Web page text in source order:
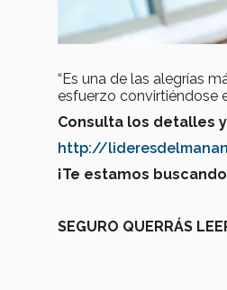
“Es una de las alegrías
esfuerzo convirtiéndose
Consulta los detalles
http://
¡Te estamos
SEGURO QUERRÁS